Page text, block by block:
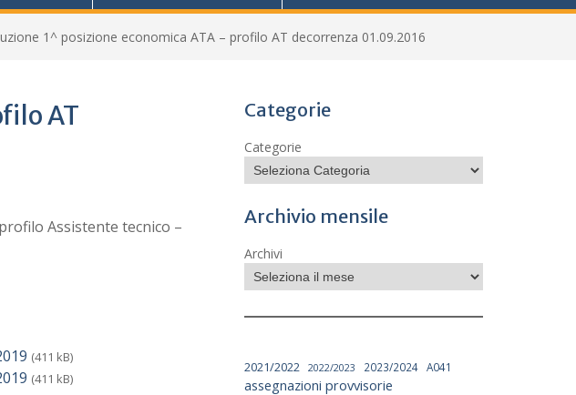
1^ posizione economica ATA – profilo AT decorrenza 01.09.2016
AT
Assistente tecnico –
(411 kB)
(411 kB)
Categorie
Categorie
Archivio mensile
Archivi
2021/2022 2022/2023 2023/2024 A041
assegnazioni provvisorie